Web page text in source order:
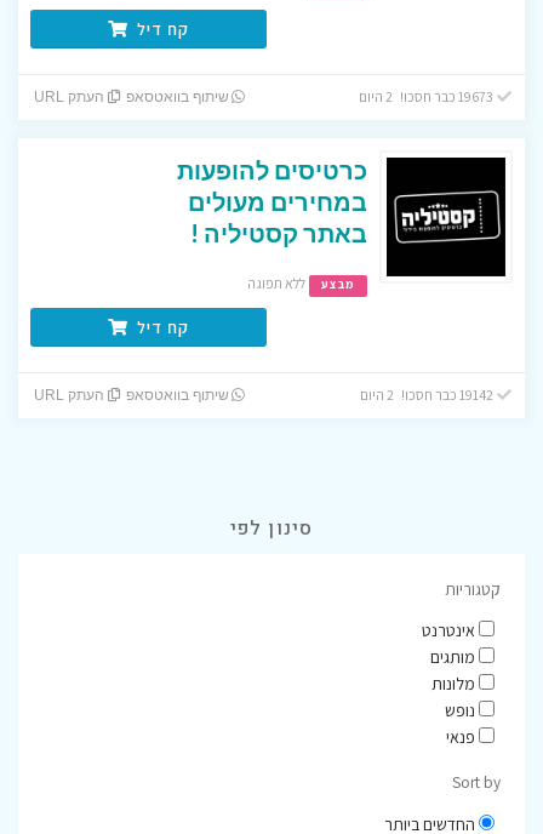
קח דיל
שיתוף בוואטסאפ העתק URL
כרטיסים להופעות
במחירים מעולים
באתר קסטיליה !
מבצע ללא תפוגה
קח דיל
שיתוף בוואטסאפ העתק URL
סינון לפי
קטגוריות
אינטרנט
מותגים
מלונות
נופש
פנאי
Sort by
החדשים ביותר